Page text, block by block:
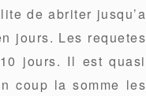
de abriter jusqu’a
jours. Les requetes
jours. Il est quasi
coup la somme les